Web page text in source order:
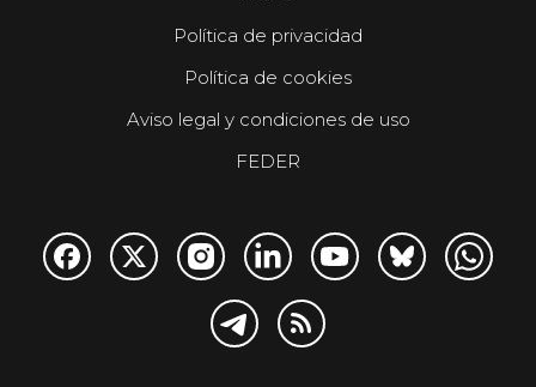
Política de privacidad
Política de cookies
Aviso legal y condiciones de uso
FEDER